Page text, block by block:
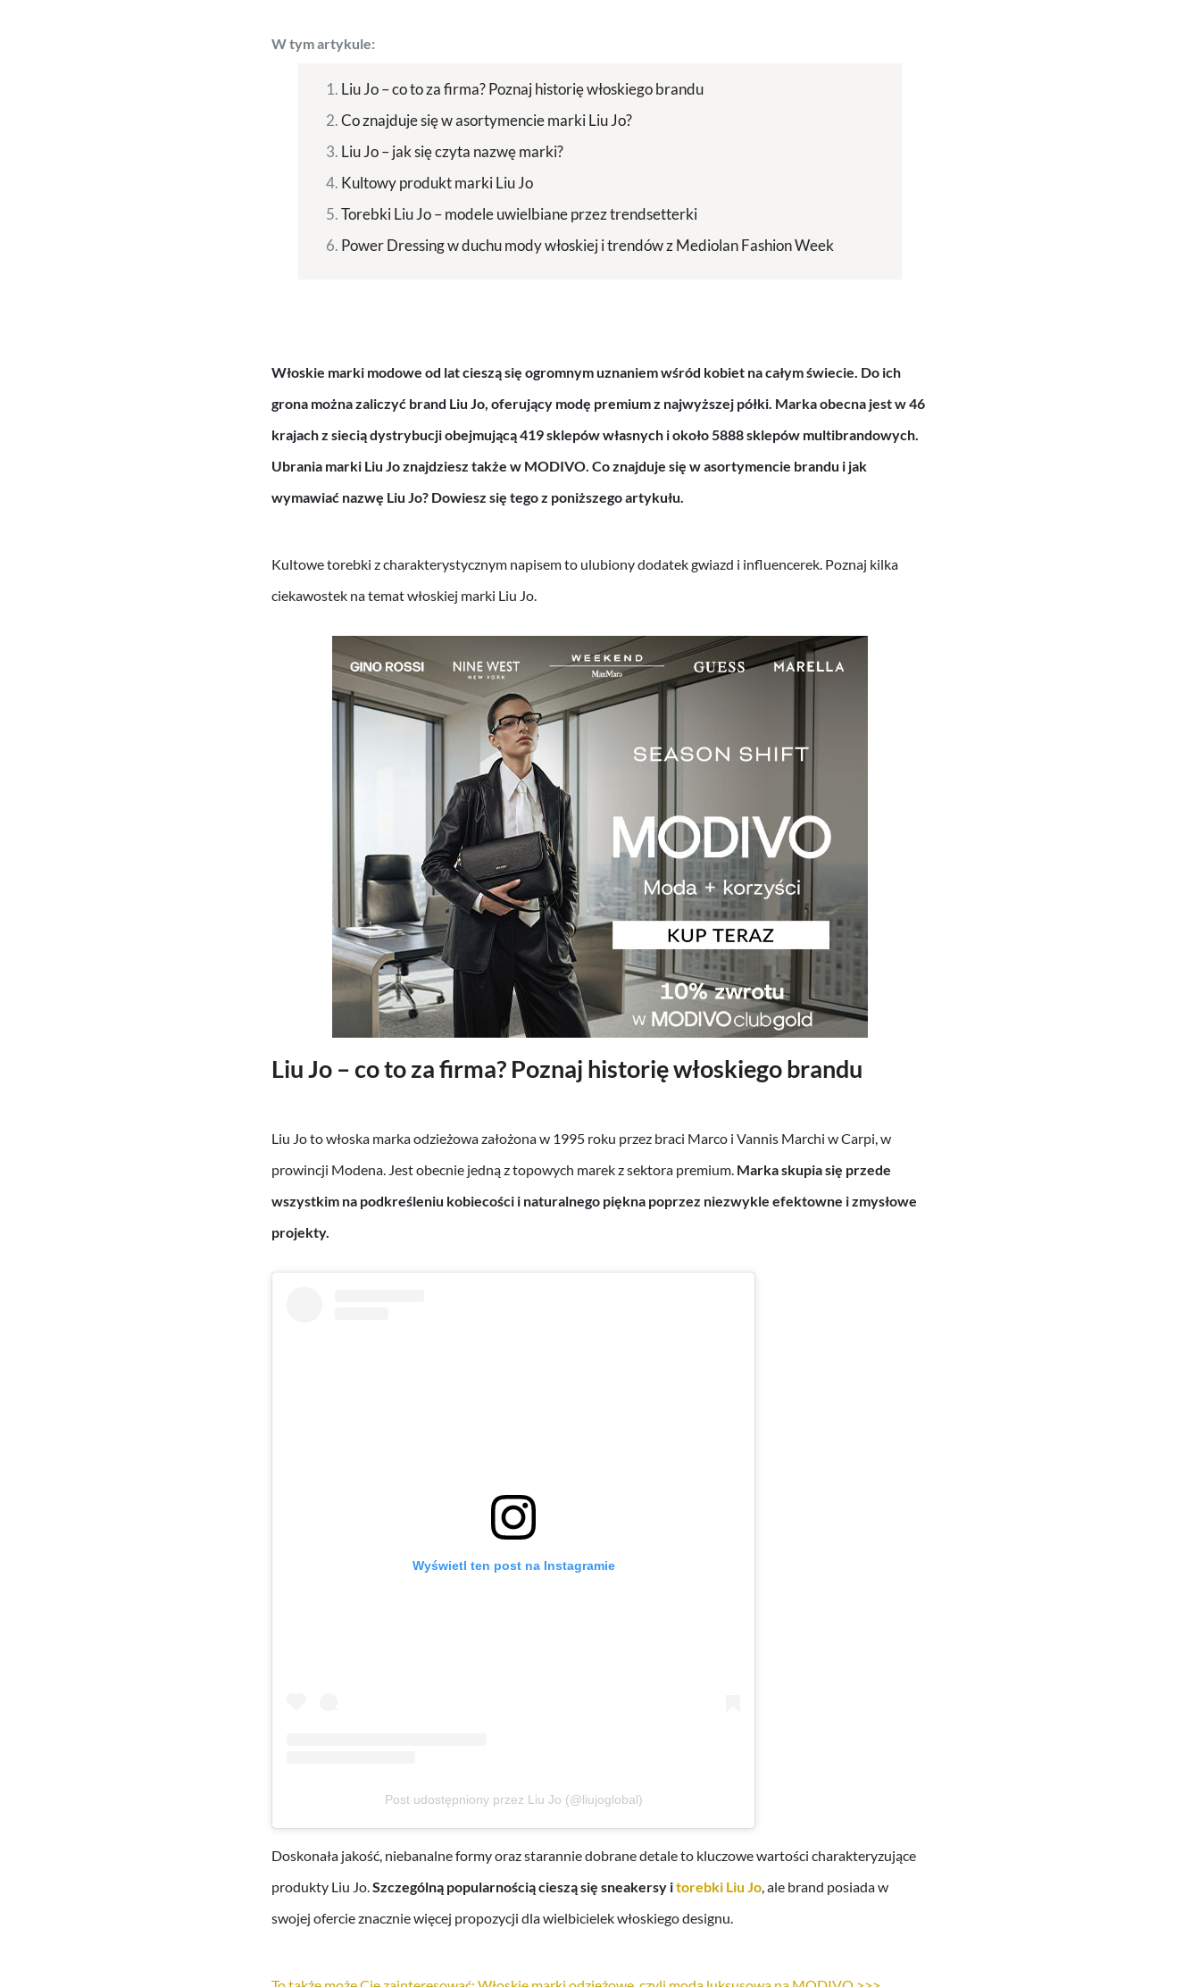
W tym artykule:
Liu Jo – co to za firma? Poznaj historię włoskiego brandu
Co znajduje się w asortymencie marki Liu Jo?
Liu Jo – jak się czyta nazwę marki?
Kultowy produkt marki Liu Jo
Torebki Liu Jo – modele uwielbiane przez trendsetterki
Power Dressing w duchu mody włoskiej i trendów z Mediolan Fashion Week
Włoskie marki modowe od lat cieszą się ogromnym uznaniem wśród kobiet na całym świecie. Do ich
grona można zaliczyć brand Liu Jo, oferujący modę premium z najwyższej półki. Marka obecna jest w 46
krajach z siecią dystrybucji obejmującą 419 sklepów własnych i około 5888 sklepów multibrandowych.
Ubrania marki Liu Jo znajdziesz także w MODIVO. Co znajduje się w asortymencie brandu i jak
wymawiać nazwę Liu Jo? Dowiesz się tego z poniższego artykułu.
Kultowe torebki z charakterystycznym napisem to ulubiony dodatek gwiazd i influencerek. Poznaj kilka
ciekawostek na temat włoskiej marki Liu Jo.
Liu Jo –co to za firma? Poznaj historię włoskiego brandu
Liu Jo to włoska marka odzieżowa założona w 1995 roku przez braci Marco i Vannis Marchi w Carpi, w
prowincji Modena. Jest obecnie jedną z topowych marek z sektora premium. Marka skupia się przede
wszystkim na podkreśleniu kobiecości i naturalnego piękna poprzez niezwykle efektowne i zmysłowe
projekty.
Wyświetl ten post na Instagramie
Post udostępniony przez Liu Jo (@liujoglobal)
Doskonała jakość, niebanalne formy oraz starannie dobrane detale to kluczowe wartości charakteryzujące
produkty Liu Jo. Szczególną popularnością cieszą się sneakersy itorebki Liu Jo , ale brand posiada w
swojej ofercie znacznie więcej propozycji dla wielbicielek włoskiego designu.